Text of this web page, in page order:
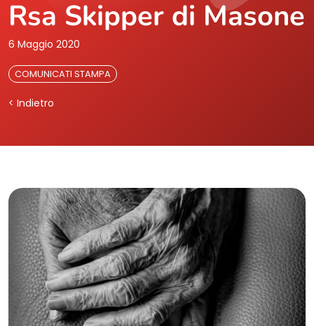
Rsa Skipper di Masone
6 Maggio 2020
COMUNICATI STAMPA
< Indietro